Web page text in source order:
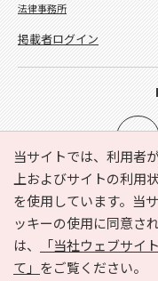
当サイトでは、利用者
上およびサイトの利用
を使用しています。当
ッキーの使用に同意さ
は、
「当社ウェブサイ
て」 をご覧ください。
e-NAVITA（イーナビタ
利用規約
個人情
サイトマップ
法律事務所
掲載者ログイン